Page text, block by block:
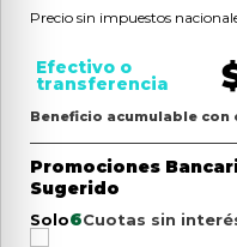
Precio sin impuestos
Efectivo o
transferencia
Beneficio acumulable
Promociones
Sugerido
Solo6Cuotas sin